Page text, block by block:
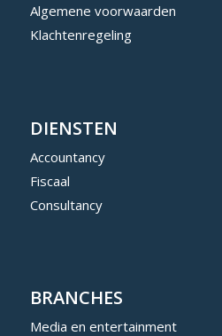
Algemene voorwaarden
Klachtenregeling
DIENSTEN
Accountancy
Fiscaal
Consultancy
BRANCHES
Media en entertainment